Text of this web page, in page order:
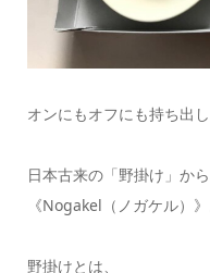
オンにもオフにも持ち出
日本古来の「野掛け」か
《Nogakel（ノガケル）》
野掛けとは、